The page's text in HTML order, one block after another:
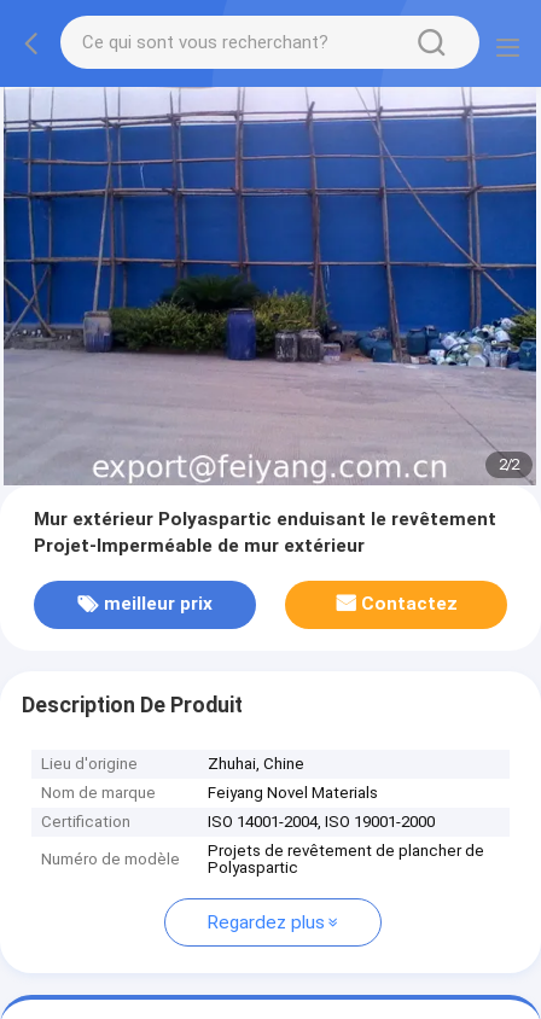
2/2
Mur extérieur Polyaspartic enduisant le revêtement
Projet-Imperméable de mur extérieur
meilleur prix Contactez
Description De Produit
Lieu d'origine
Zhuhai, Chine
Nom de marque
Feiyang Novel Materials
Certification
ISO 14001-2004, ISO 19001-2000
Numéro de modèle
Projets de revêtement de plancher de
Polyaspartic
Regardez plus